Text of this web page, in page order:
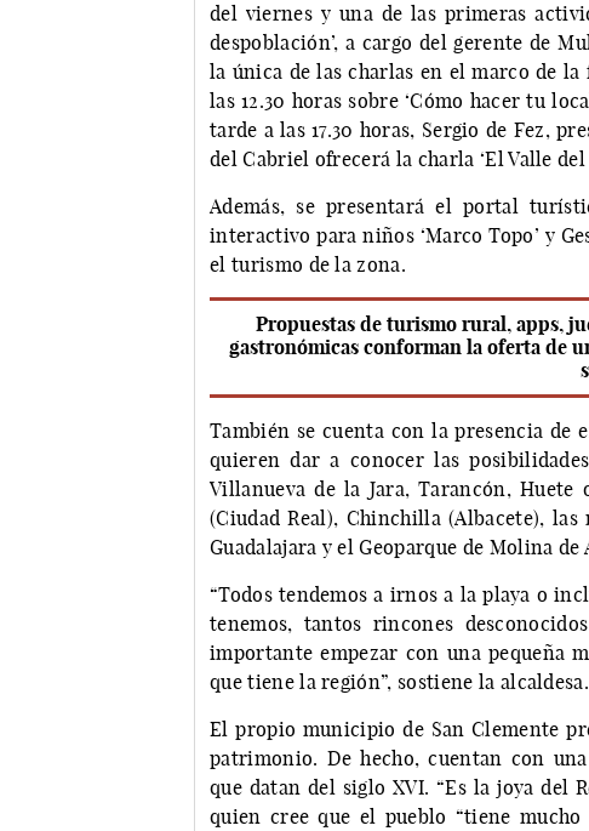
del viernes y una de las primeras
despoblación’, a cargo del gerente de
la única de las charlas en el marco de
las 12.30 horas sobre ‘Cómo hacer tu
tarde a las 17.30 horas, Sergio de Fez,
del Cabriel ofrecerá la charla ‘El Valle
Además, se presentará el portal
interactivo para niños ‘Marco Topo’ y
el turismo de la zona.
Propuestas de turismo rural, apps,
gastronómicas conforman la oferta de
También se cuenta con la presencia de
quieren dar a conocer las
Villanueva de la Jara, Tarancón, Huete
(Ciudad Real), Chinchilla (Albacete),
Guadalajara y el Geoparque de Molina
“Todos tendemos a irnos a la playa o
tenemos, tantos rincones
importante empezar con una pequeña
que tiene la región”, sostiene la alcaldesa.
El propio municipio de San Clemente
patrimonio. De hecho, cuentan con
que datan del siglo XVI. “Es la joya del
quien cree que el pueblo “tiene